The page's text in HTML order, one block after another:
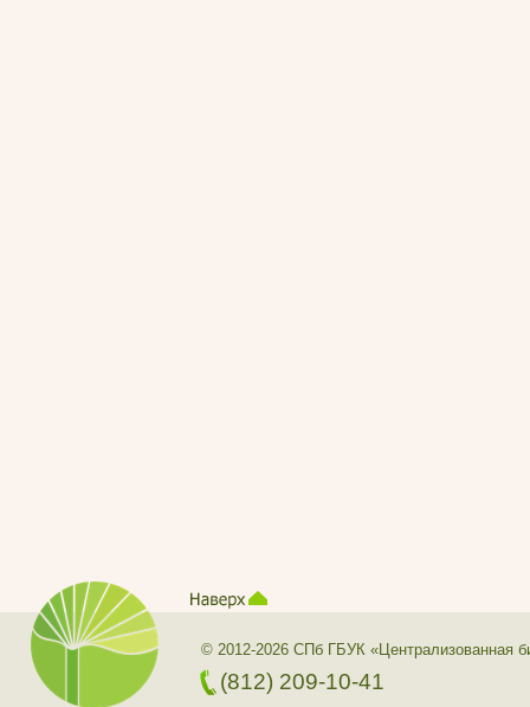
© 2012-2026 СПб ГБУК «Централизованная
(812) 209-10-41